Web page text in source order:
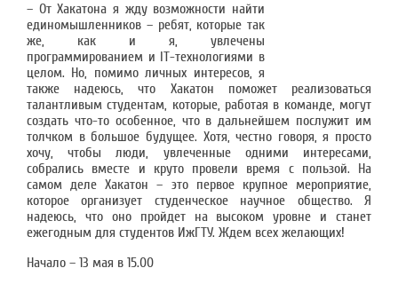
– От Хакатона я жду возможности найти
единомышленников – ребят, которые так
же, как и я, увлечены
программированием и IT-технологиями в
целом. Но, помимо личных интересов, я
также надеюсь, что Хакатон поможет реализоваться
талантливым студентам, которые, работая в команде, могут
создать что-то особенное, что в дальнейшем послужит им
толчком в большое будущее. Хотя, честно говоря, я просто
хочу, чтобы люди, увлеченные одними интересами,
собрались вместе и круто провели время с пользой. На
самом деле Хакатон – это первое крупное мероприятие,
которое организует студенческое научное общество. Я
надеюсь, что оно пройдет на высоком уровне и станет
ежегодным для студентов ИжГТУ. Ждем всех желающих!
Начало – 13 мая в 15.00